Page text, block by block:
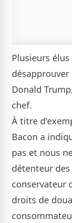
Plusieurs
Donald
chef.
À titre
Bacon a
pas et nous
détenteur
conservateur
droits de